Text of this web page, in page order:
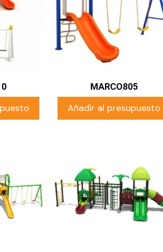
MARCO805
Añadir al presupuesto